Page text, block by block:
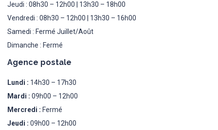
Jeudi : 08h30 – 12h00 | 13h30 – 18h00
Vendredi : 08h30 – 12h00 | 13h30 – 16h00
Samedi : Fermé Juillet/Août
Dimanche : Fermé
Agence postale
Lundi : 14h30 – 17h30
Mardi : 09h00 – 12h00
Mercredi : Fermé
Jeudi : 09h00 – 12h00